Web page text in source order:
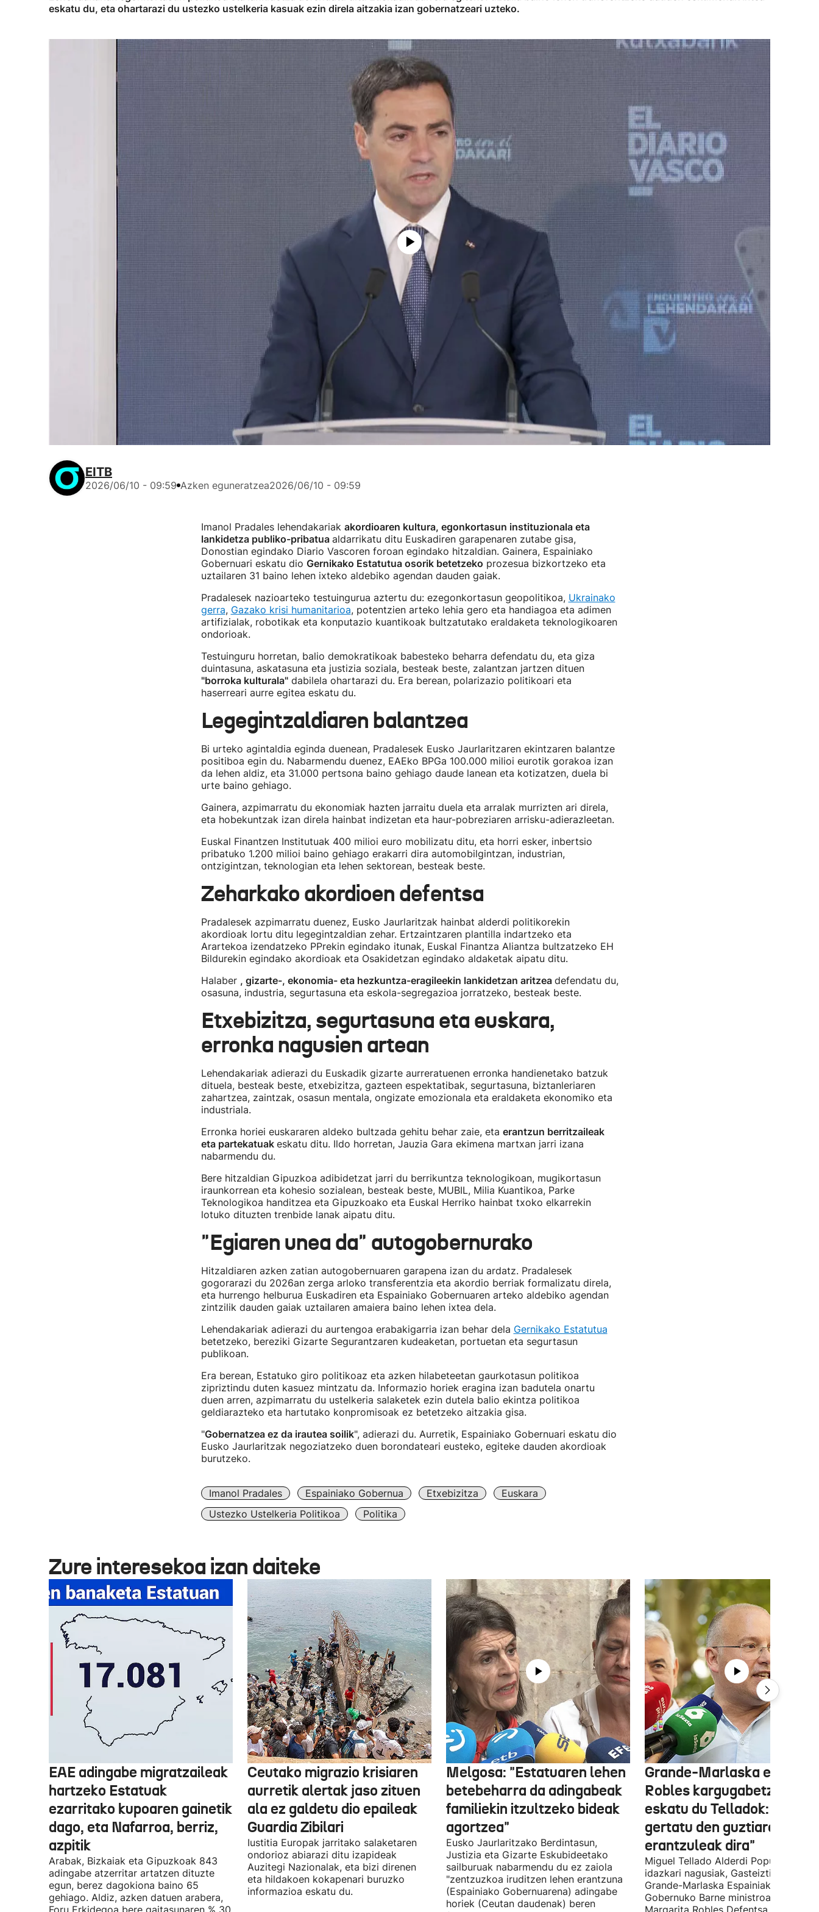
eskatu du, eta ohartarazi du ustezko ustelkeria kasuak ezin direla aitzakia izan gobernatzeari uzteko.
EITB
2026/06/10 - 09:59 Azken eguneratzea2026/06/10 - 09:59
Imanol Pradales lehendakariak akordioaren kultura, egonkortasun instituzionala eta
lankidetza publiko-pribatua aldarrikatu ditu Euskadiren garapenaren zutabe gisa,
Donostian egindako Diario Vascoren foroan egindako hitzaldian. Gainera, Espainiako
Gobernuari eskatu dio Gernikako Estatutua osorik betetzeko prozesua bizkortzeko eta
uztailaren 31 baino lehen ixteko aldebiko agendan dauden gaiak.
Pradalesek nazioarteko testuingurua aztertu du: ezegonkortasun geopolitikoa, Ukrainako
gerra, Gazako krisi humanitarioa, potentzien arteko lehia gero eta handiagoa eta adimen
artifizialak, robotikak eta konputazio kuantikoak bultzatutako eraldaketa teknologikoaren
ondorioak.
Testuinguru horretan, balio demokratikoak babesteko beharra defendatu du, eta giza
duintasuna, askatasuna eta justizia soziala, besteak beste, zalantzan jartzen dituen
"borroka kulturala"dabilela ohartarazi du. Era berean, polarizazio politikoari eta
haserreari aurre egitea eskatu du.
Legegintzaldiaren balantzea
Bi urteko agintaldia eginda duenean, Pradalesek Eusko Jaurlaritzaren ekintzaren balantze
positiboa egin du. Nabarmendu duenez, EAEko BPGa 100.000 milioi eurotik gorakoa izan
da lehen aldiz, eta 31.000 pertsona baino gehiago daude lanean eta kotizatzen, duela bi
urte baino gehiago.
Gainera, azpimarratu du ekonomiak hazten jarraitu duela eta arralak murrizten ari direla,
eta hobekuntzak izan direla hainbat indizetan eta haur-pobreziaren arrisku-adierazleetan.
Euskal Finantzen Institutuak 400 milioi euro mobilizatu ditu, eta horri esker, inbertsio
pribatuko 1.200 milioi baino gehiago erakarri dira automobilgintzan, industrian,
ontzigintzan, teknologian eta lehen sektorean, besteak beste.
Zeharkako akordioen defentsa
Pradalesek azpimarratu duenez, Eusko Jaurlaritzak hainbat alderdi politikorekin
akordioak lortu ditu legegintzaldian zehar. Ertzaintzaren plantilla indartzeko eta
Arartekoa izendatzeko PPrekin egindako itunak, Euskal Finantza Aliantza bultzatzeko EH
Bildurekin egindako akordioak eta Osakidetzan egindako aldaketak aipatu ditu.
Halaber , gizarte-, ekonomia- eta hezkuntza-eragileekin lankidetzan aritzea defendatu du,
osasuna, industria, segurtasuna eta eskola-segregazioa jorratzeko, besteak beste.
Etxebizitza, segurtasuna eta euskara,
erronka nagusien artean
Lehendakariak adierazi du Euskadik gizarte aurreratuenen erronka handienetako batzuk
dituela, besteak beste, etxebizitza, gazteen espektatibak, segurtasuna, biztanleriaren
zahartzea, zaintzak, osasun mentala, ongizate emozionala eta eraldaketa ekonomiko eta
industriala.
Erronka horiei euskararen aldeko bultzada gehitu behar zaie, eta erantzun berritzaileak
eta partekatuak eskatu ditu. Ildo horretan, Jauzia Gara ekimena martxan jarri izana
nabarmendu du.
Bere hitzaldian Gipuzkoa adibidetzat jarri du berrikuntza teknologikoan, mugikortasun
iraunkorrean eta kohesio sozialean, besteak beste, MUBIL, Milia Kuantikoa, Parke
Teknologikoa handitzea eta Gipuzkoako eta Euskal Herriko hainbat txoko elkarrekin
lotuko dituzten trenbide lanak aipatu ditu.
"Egiaren unea da" autogobernurako
Hitzaldiaren azken zatian autogobernuaren garapena izan du ardatz. Pradalesek
gogorarazi du 2026an zerga arloko transferentzia eta akordio berriak formalizatu direla,
eta hurrengo helburua Euskadiren eta Espainiako Gobernuaren arteko aldebiko agendan
zintzilik dauden gaiak uztailaren amaiera baino lehen ixtea dela.
Lehendakariak adierazi du aurtengoa erabakigarria izan behar dela Gernikako Estatutua
betetzeko, bereziki Gizarte Segurantzaren kudeaketan, portuetan eta segurtasun
publikoan.
Era berean, Estatuko giro politikoaz eta azken hilabeteetan gaurkotasun politikoa
zipriztindu duten kasuez mintzatu da. Informazio horiek eragina izan badutela onartu
duen arren, azpimarratu du ustelkeria salaketek ezin dutela balio ekintza politikoa
geldiarazteko eta hartutako konpromisoak ez betetzeko aitzakia gisa.
"Gobernatzea ez da irautea soilik", adierazi du. Aurretik, Espainiako Gobernuari eskatu dio
Eusko Jaurlaritzak negoziatzeko duen borondateari eusteko, egiteke dauden akordioak
burutzeko.
Imanol Pradales Espainiako Gobernua Etxebizitza
Euskara
Ustezko Ustelkeria Politikoa
Politika
Zure interesekoa izan daiteke
EAE adingabe migratzaileak
hartzeko Estatuak
ezarritako kupoaren gainetik
dago, eta Nafarroa, berriz,
azpitik
Arabak, Bizkaiak eta Gipuzkoak 843
adingabe atzerritar artatzen dituzte
egun, berez dagokiona baino 65
gehiago. Aldiz, azken datuen arabera,
Foru Erkidegoa bere gaitasunaren % 30
Ceutako migrazio krisiaren
aurretik alertak jaso zituen
ala ez galdetu dio epaileak
Guardia Zibilari
Iustitia Europak jarritako salaketaren
ondorioz abiarazi ditu izapideak
Auzitegi Nazionalak, eta bizi direnen
eta hildakoen kokapenari buruzko
informazioa eskatu du.
Melgosa: "Estatuaren lehen
betebeharra da adingabeak
familiekin itzultzeko bideak
agortzea"
Eusko Jaurlaritzako Berdintasun,
Justizia eta Gizarte Eskubideetako
sailburuak nabarmendu du ez zaiola
"zentzuzkoa iruditzen lehen erantzuna
(Espainiako Gobernuarena) adingabe
horiek (Ceutan daudenak) beren
Grande-Marlaska eta
Robles kargugabetzea
eskatu du Telladok:
gertatu den guztiaren
erantzuleak dira"
Miguel Tellado Alderdi Popularraren
idazkari nagusiak, Gasteiztik,
Grande-Marlaska Espainiako
Gobernuko Barne ministroa eta
Margarita Robles Defentsa ministroa